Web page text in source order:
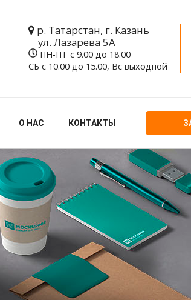
р. Татарстан, г. Казань
ул. Лазарева 5A
ПН-ПТ с 9.00 до 18.00
СБ с 10.00 до 15.00, Вс выходной
О НАС КОНТАКТЫ